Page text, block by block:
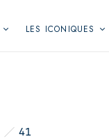
LES ICONIQUES
41